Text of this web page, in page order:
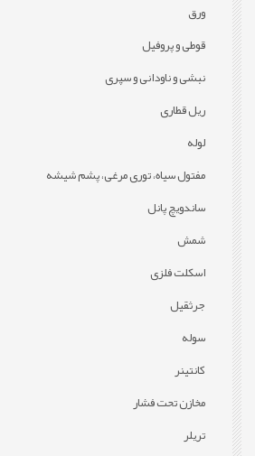
ورق
قوطی و پروفيل
نبشی و ناودانی و سپری
ریل قطاری
لوله
مفتول سیاه، توری مرغی، پشم شیشه
ساندویچ پانل
شمش
اسکلت فلزی
جرثقیل
سوله
کانتینر
مخازن تحت فشار
تریلر